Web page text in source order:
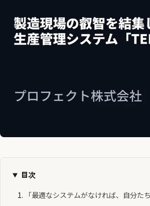
目次
「最適なシステムがなければ、自分た